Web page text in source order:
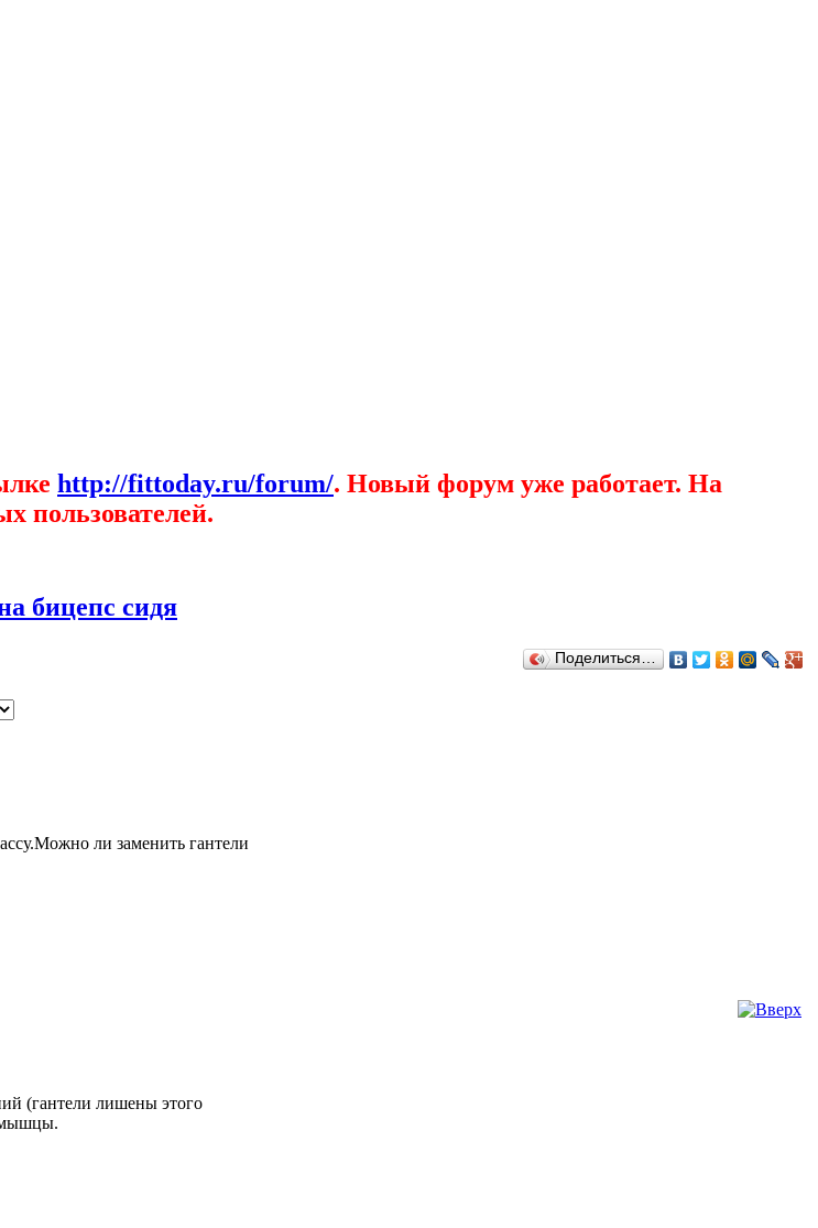
http://fittoday.ru/forum/. Новый форум уже работает. На
пользователей.
бицепс сидя
Поделиться…
ли заменить гантели
(гантели лишены этого
мышцы.